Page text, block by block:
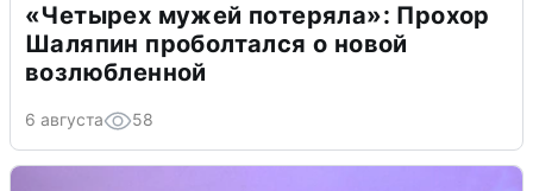
«Четырех мужей потеряла»: Прохор
Шаляпин проболтался о новой
возлюбленной
6 августа 58